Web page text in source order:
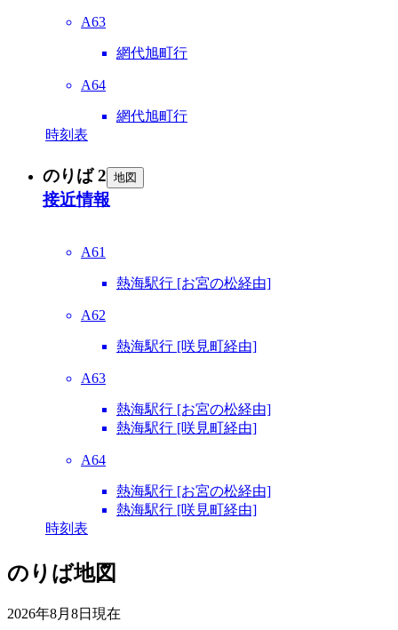
A63
網代旭町行
A64
網代旭町行
時刻表
のりば 2 地図
接近情報
A61
熱海駅行 [お宮の松経由]
A62
熱海駅行 [咲見町経由]
A63
熱海駅行 [お宮の松経由]
熱海駅行 [咲見町経由]
A64
熱海駅行 [お宮の松経由]
熱海駅行 [咲見町経由]
時刻表
のりば地図
2026年8月8日 現在